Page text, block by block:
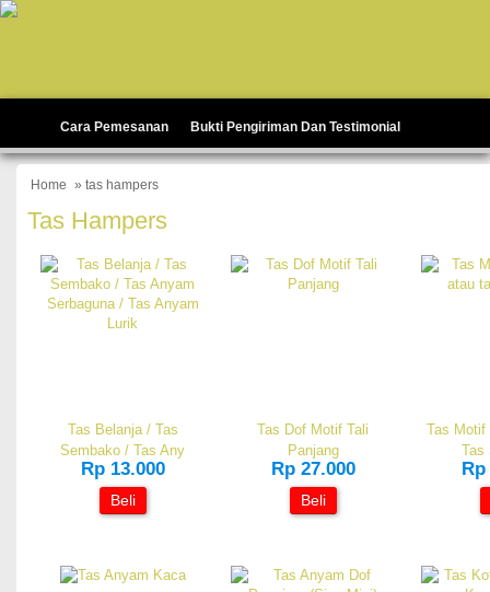
Cara Pemesanan Bukti Pengiriman Dan Testimonial
Home » tas hampers
Tas Hampers
Tas Belanja / Tas
Sembako / Tas Any
Rp 13.000
Beli
Tas Dof Motif Tali
Panjang
Rp 27.000
Beli
Tas Motif
Tas
Rp